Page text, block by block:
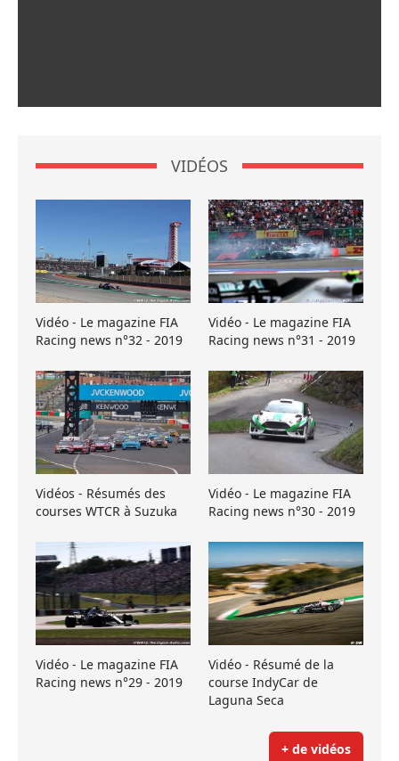
VIDÉOS
Vidéo - Le magazine FIA
Racing news n°32 - 2019
Vidéo - Le magazine FIA
Racing news n°31 - 2019
Vidéos - Résumés des
courses WTCR à Suzuka
Vidéo - Le magazine FIA
Racing news n°30 - 2019
Vidéo - Le magazine FIA
Racing news n°29 - 2019
Vidéo - Résumé de la
course IndyCar de
Laguna Seca
+ de vidéos